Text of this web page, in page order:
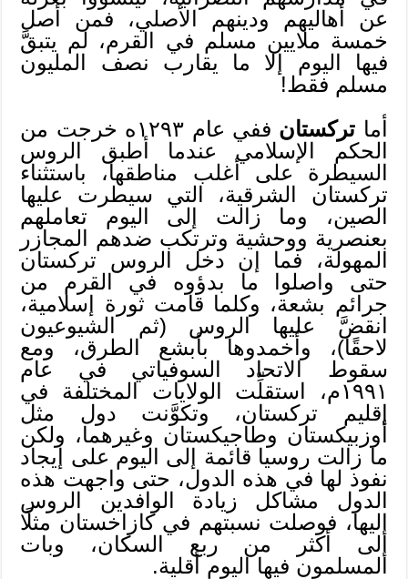
عن أهاليهم ودينهم الأصلي، فمن أصل
خمسة ملايين مسلم في القرم، لم يتبقَّ
فيها اليوم إلا ما يقارب نصف المليون
مسلم فقط!
أما تركستان
ففي عام ١٢٩٣ه خرجت من
الحكم الإسلامي عندما أطبق الروس
السيطرة على أغلب مناطقها، باستثناء
تركستان الشرقية، التي سيطرت عليها
الصين، وما زالت إلى اليوم تعاملهم
بعنصرية ووحشية وترتكب ضدهم المجازر
المهولة، فما إن دخل الروس تركستان
حتى واصلوا ما بدؤوه في القرم من
جرائم بشعة، وكلما قامت ثورة إسلامية،
انقضَّ عليها الروس (ثم الشيوعيون
لاحقًا)، وأخمدوها بأبشع الطرق، ومع
سقوط الاتحاد السوفياتي في عام
١٩٩١م، استقلِّت الولايات المختلفة في
إقليم تركستان، وتكوَّنت دول مثل
أوزبيكستان وطاجيكستان وغيرهما، ولكن
ما زالت روسيا قائمة إلى اليوم على إيجاد
نفوذ لها في هذه الدول، حتى واجهت هذه
الدول مشاكل زيادة الوافدين الروس
إليها، فوصلت نسبتهم في كازاخستان مثلًا
إلى أكثر من ربع السكان، وبات
المسلمون فيها اليوم أقلية.